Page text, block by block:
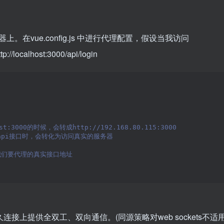
。在vue.config.js 中进行代理配置，假设当我访问
localhost:3000/api/login
的时候，会转成http://192.168.80.115:3000
口时，会转化为访问真实的服务器
代理的真实接口地址
接上提供全双工、双向通信。(同源策略对web sockets不适